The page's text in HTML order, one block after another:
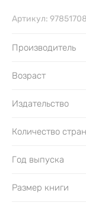
Артикул:
Производитель
Возраст
Издательство
Количество
Год выпуска
Размер книги